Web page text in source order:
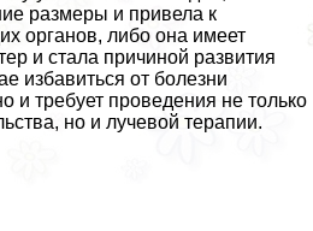
размеры и привела к
органов, либо она имеет
и стала причиной развития
избавиться от болезни
и требует проведения не только
но и лучевой терапии.